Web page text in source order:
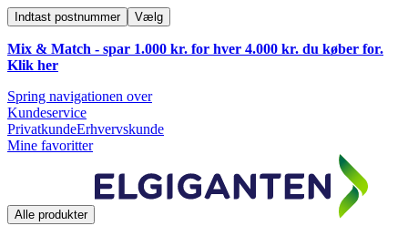
Indtast postnummer Vælg
Mix & Match - spar 1.000 kr. for hver 4.000 kr. du køber for.
Klik her
Spring navigationen over
Kundeservice
PrivatkundeErhvervskunde
Mine favoritter
Alle produkter